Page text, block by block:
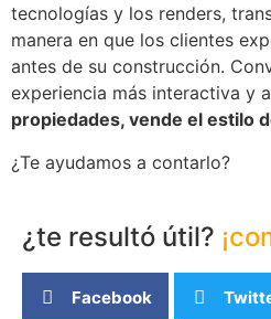
tecnologías y los renders,
manera en que los clientes
antes de su construcción.
experiencia más interactiva y
propiedades, vende el estilo
¿Te ayudamos a contarlo?
¿te resultó útil?
Facebook